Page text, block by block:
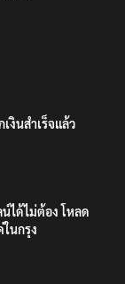
งินสำเร็จแล้ว
ได้ไม่ต้อง โหลด
นกรุง